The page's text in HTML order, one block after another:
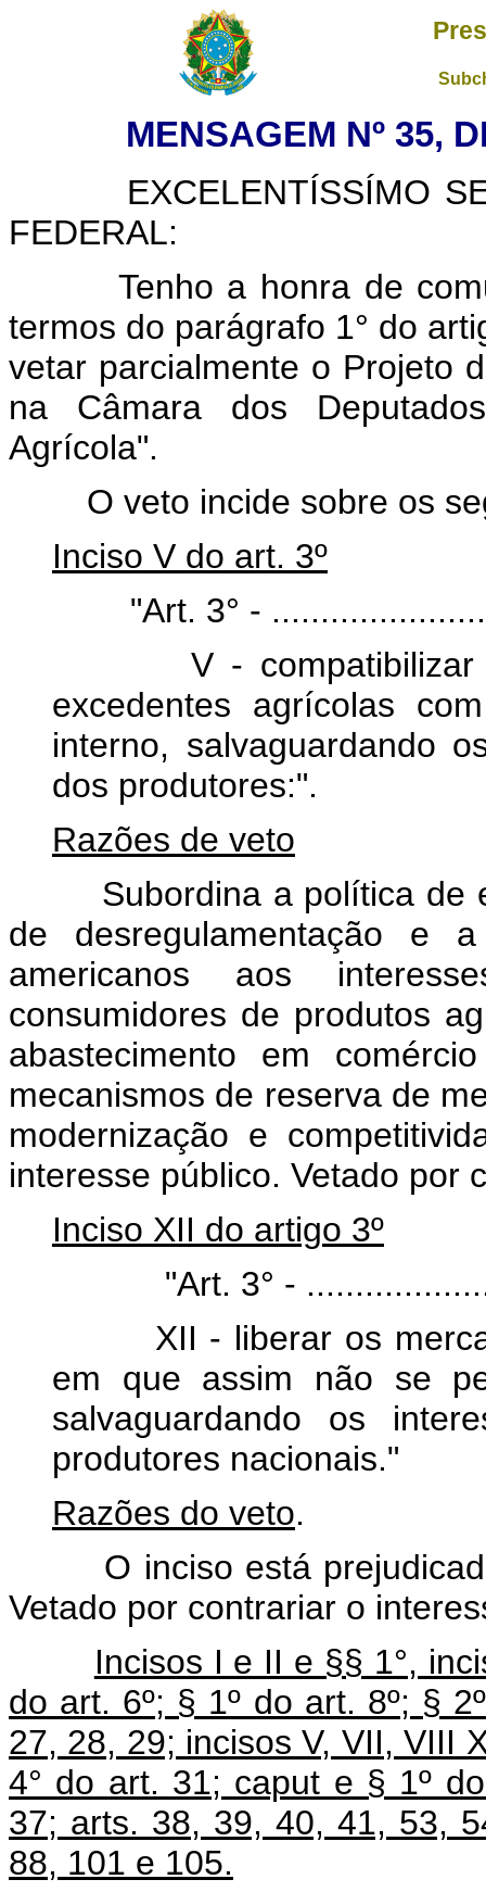
MENSAGEM Nº 35,
EXCELENTÍSSÍMO
FEDERAL:
Tenho a honra de
termos do parágrafo 1° do
vetar parcialmente o Projeto
na Câmara dos
Agrícola".
O veto incide sobre os
Inciso V do art. 3º
"Art. 3° -
V - compatibilizar a
excedentes agrícolas
interno, salvaguardando
dos produtores:".
Razões de veto
Subordina a política de
de desregulamentação e
americanos aos
consumidores de produtos
abastecimento em
mecanismos de reserva de
modernização e
interesse público. Vetado por
Inciso XII do artigo 3º
"Art. 3° -
XII - liberar os
em que assim não se
salvaguardando os
produtores nacionais."
Razões do veto.
O inciso está prejudicado
Vetado por contrariar o
Incisos I e II e §§ 1°,
do art. 6º; § 1º do art. 8º; §
27, 28, 29; incisos V, VII, VIII
4° do art. 31; caput e § 1º
37; arts. 38, 39, 40, 41, 53,
88, 101 e 105.